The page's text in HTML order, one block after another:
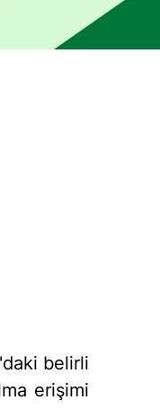
bir insan editör
belirli
erişimi